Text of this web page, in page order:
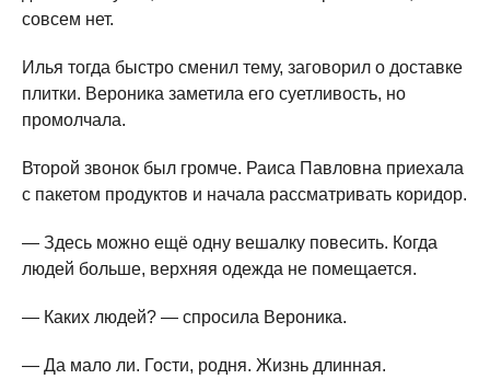
совсем нет.
Илья тогда быстро сменил тему, заговорил о доставке
плитки. Вероника заметила его суетливость, но
промолчала.
Второй звонок был громче. Раиса Павловна приехала
с пакетом продуктов и начала рассматривать коридор.
— Здесь можно ещё одну вешалку повесить. Когда
людей больше, верхняя одежда не помещается.
— Каких людей? — спросила Вероника.
— Да мало ли. Гости, родня. Жизнь длинная.